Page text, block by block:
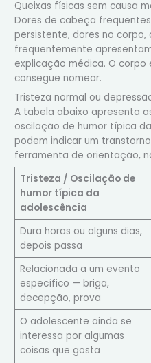
Queixas físicas sem causa
Dores de cabeça
persistente, dores no
frequentemente
explicação médica. O
consegue nomear.
Tristeza normal ou
A tabela abaixo apresenta
oscilação de humor típica
podem indicar um
ferramenta de orientação,
Tristeza / Oscilação de
humor típica da
adolescência
Dura horas ou alguns dias,
depois passa
Relacionada a um evento
específico — briga,
decepção, prova
O adolescente ainda se
interessa por algumas
coisas que gosta